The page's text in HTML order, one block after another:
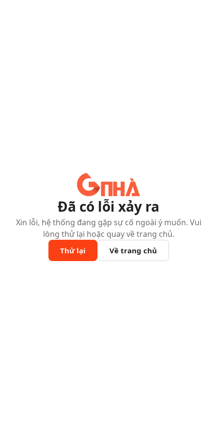
Đã có lỗi xảy ra
Xin lỗi, hệ thống đang gặp sự cố ngoài ý muốn. Vui
lòng thử lại hoặc quay về trang chủ.
Thử lại Về trang chủ